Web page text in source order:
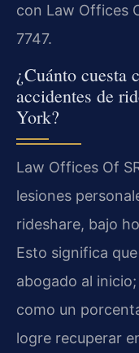
con Law Offices
7747.
¿Cuánto cuesta
accidentes de
York?
Law Offices Of
lesiones
rideshare, bajo
Esto significa
abogado al
como un
logre recuperar